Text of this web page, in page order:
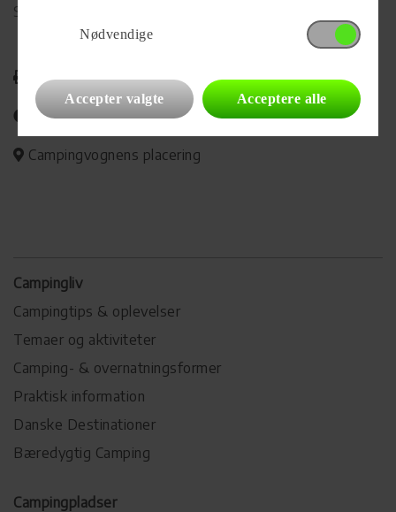
Se alle
Udskriv
Del på Facebook
Campingvognens placering
Campingliv
Campingtips & oplevelser
Temaer og aktiviteter
Camping- & overnatningsformer
Praktisk information
Danske Destinationer
Bæredygtig Camping
Campingpladser
Nødvendige
Accepter valgte Acceptere alle